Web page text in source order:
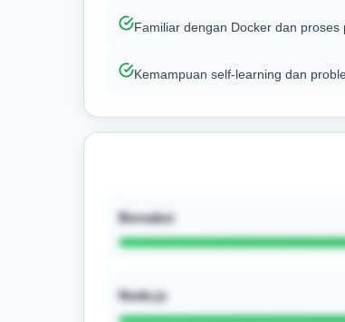
Familiar dengan Docker dan proses
Kemampuan self-learning dan
Bereaksi
Node.js